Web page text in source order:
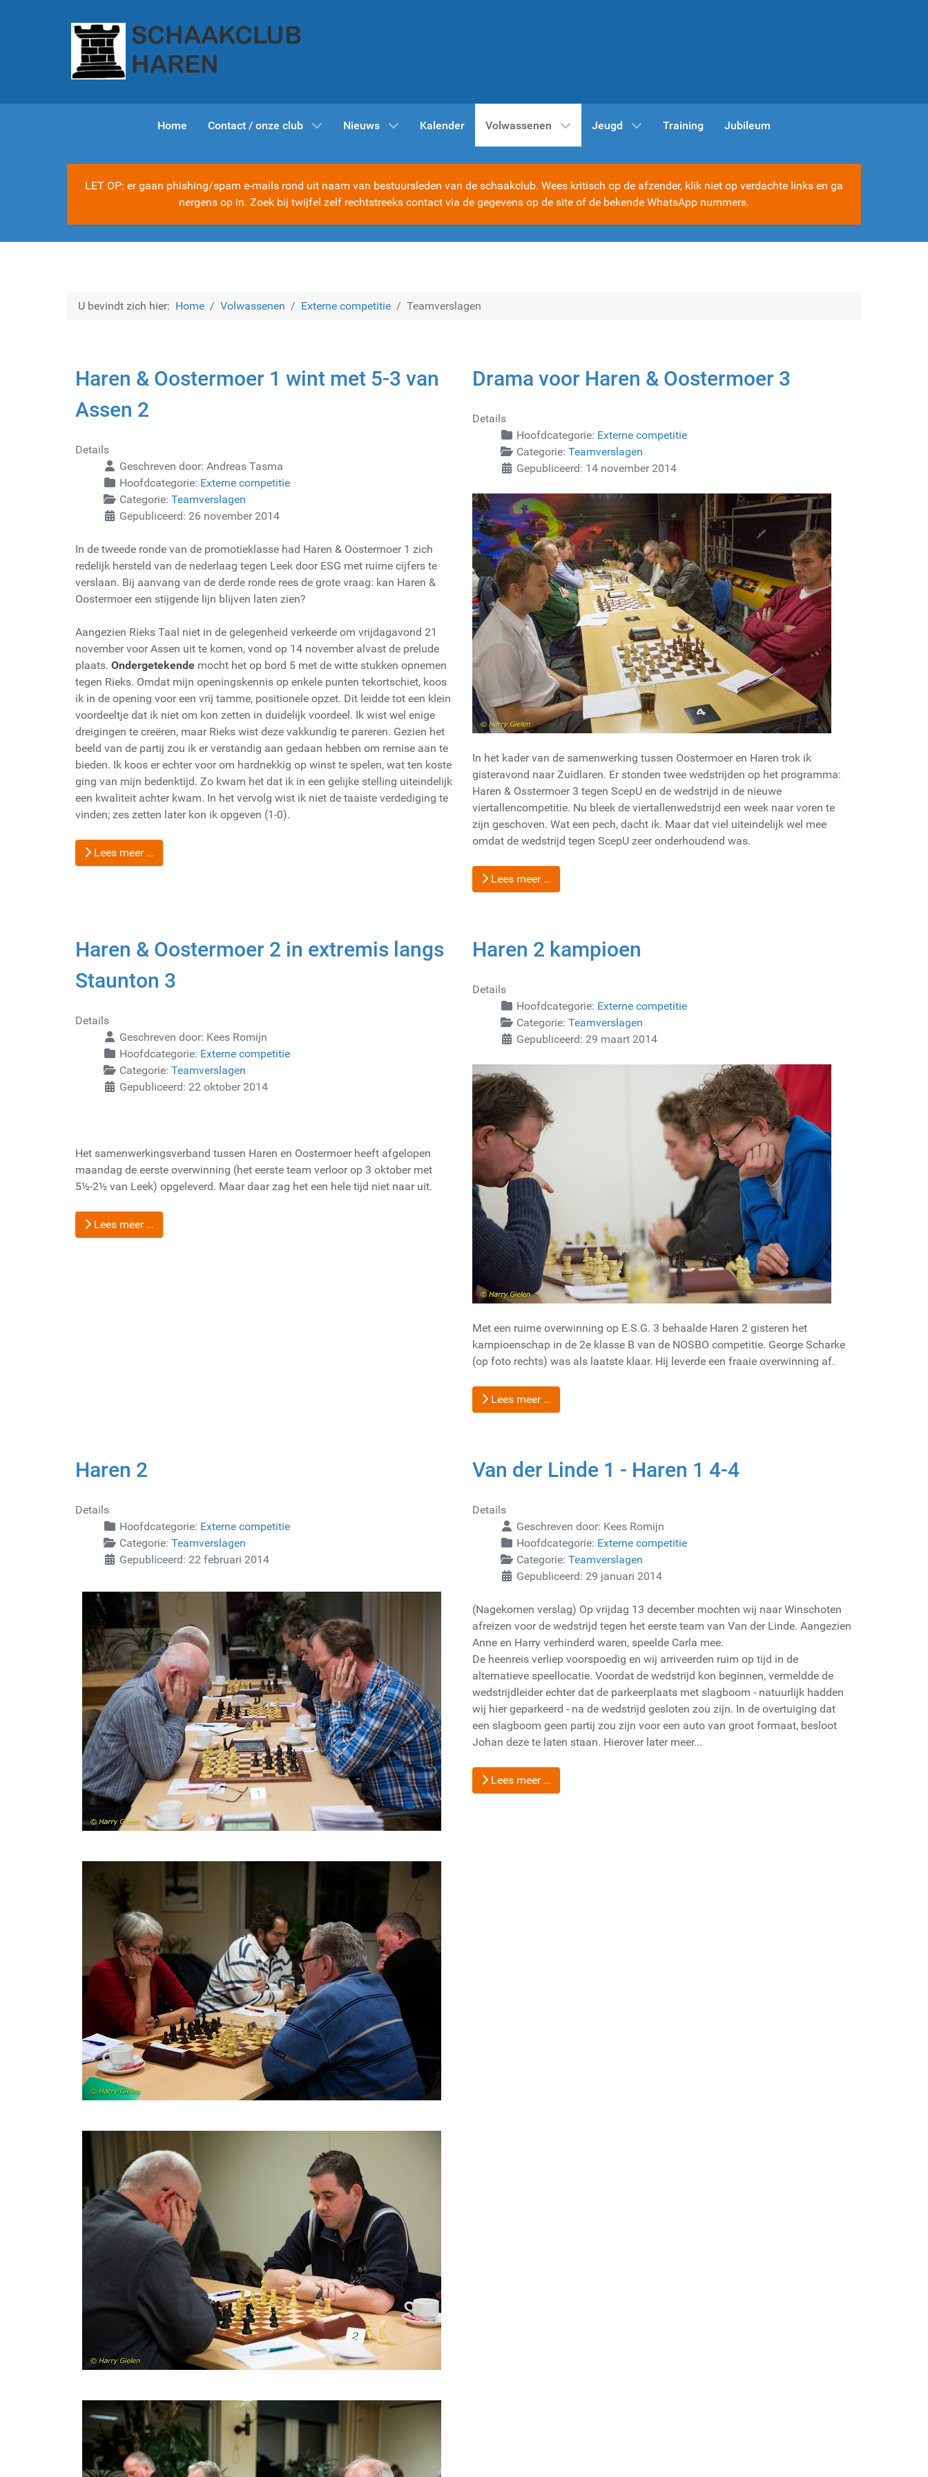
Home Contact / onze club Nieuws Kalender Volwassenen Jeugd Training Jubileum
LET OP: er gaan phishing/spam e-mails rond uit naam van bestuursleden van de schaakclub. Wees kritisch op de afzender, klik niet op verdachte links en ga
nergens op in. Zoek bij twijfel zelf rechtstreeks contact via de gegevens op de site of de bekende WhatsApp nummers.
U bevindt zich hier: Home Volwassenen Externe competitie Teamverslagen
Haren & Oostermoer 1 wint met 5-3 van
Assen 2
Details
Geschreven door: Andreas Tasma
Hoofdcategorie: Externe competitie
Categorie: Teamverslagen
Gepubliceerd: 26 november 2014
In de tweede ronde van de promotieklasse had Haren & Oostermoer 1 zich
redelijk hersteld van de nederlaag tegen Leek door ESG met ruime cijfers te
verslaan. Bij aanvang van de derde ronde rees de grote vraag: kan Haren &
Oostermoer een stijgende lijn blijven laten zien?
Aangezien Rieks Taal niet in de gelegenheid verkeerde om vrijdagavond 21
november voor Assen uit te komen, vond op 14 november alvast de prelude
plaats. Ondergetekende mocht het op bord 5 met de witte stukken opnemen
tegen Rieks. Omdat mijn openingskennis op enkele punten tekortschiet, koos
ik in de opening voor een vrij tamme, positionele opzet. Dit leidde tot een klein
voordeeltje dat ik niet om kon zetten in duidelijk voordeel. Ik wist wel enige
dreigingen te creëren, maar Rieks wist deze vakkundig te pareren. Gezien het
beeld van de partij zou ik er verstandig aan gedaan hebben om remise aan te
bieden. Ik koos er echter voor om hardnekkig op winst te spelen, wat ten koste
ging van mijn bedenktijd. Zo kwam het dat ik in een gelijke stelling uiteindelijk
een kwaliteit achter kwam. In het vervolg wist ik niet de taaiste verdediging te
vinden; zes zetten later kon ik opgeven (1-0).
Lees meer …
Drama voor Haren & Oostermoer 3
Details
Hoofdcategorie: Externe competitie
Categorie: Teamverslagen
Gepubliceerd: 14 november 2014
In het kader van de samenwerking tussen Oostermoer en Haren trok ik
gisteravond naar Zuidlaren. Er stonden twee wedstrijden op het programma:
Haren & Osstermoer 3 tegen ScepU en de wedstrijd in de nieuwe
viertallencompetitie. Nu bleek de viertallenwedstrijd een week naar voren te
zijn geschoven. Wat een pech, dacht ik. Maar dat viel uiteindelijk wel mee
omdat de wedstrijd tegen ScepU zeer onderhoudend was.
Lees meer …
Haren & Oostermoer 2 in extremis langs
Staunton 3
Details
Geschreven door: Kees Romijn
Hoofdcategorie: Externe competitie
Categorie: Teamverslagen
Gepubliceerd: 22 oktober 2014
Het samenwerkingsverband tussen Haren en Oostermoer heeft afgelopen
maandag de eerste overwinning (het eerste team verloor op 3 oktober met
5½-2½ van Leek) opgeleverd. Maar daar zag het een hele tijd niet naar uit.
Lees meer …
Haren 2 kampioen
Details
Hoofdcategorie: Externe competitie
Categorie: Teamverslagen
Gepubliceerd: 29 maart 2014
Met een ruime overwinning op E.S.G. 3 behaalde Haren 2 gisteren het
kampioenschap in de 2e klasse B van de NOSBO competitie. George Scharke
(op foto rechts) was als laatste klaar. Hij leverde een fraaie overwinning af.
Lees meer …
Haren 2
Details
Hoofdcategorie: Externe competitie
Categorie: Teamverslagen
Gepubliceerd: 22 februari 2014
Van der Linde 1 - Haren 1 4-4
Details
Geschreven door: Kees Romijn
Hoofdcategorie: Externe competitie
Categorie: Teamverslagen
Gepubliceerd: 29 januari 2014
(Nagekomen verslag) Op vrijdag 13 december mochten wij naar Winschoten
afreizen voor de wedstrijd tegen het eerste team van Van der Linde. Aangezien
Anne en Harry verhinderd waren, speelde Carla mee.
De heenreis verliep voorspoedig en wij arriveerden ruim op tijd in de
alternatieve speellocatie. Voordat de wedstrijd kon beginnen, vermeldde de
wedstrijdleider echter dat de parkeerplaats met slagboom - natuurlijk hadden
wij hier geparkeerd - na de wedstrijd gesloten zou zijn. In de overtuiging dat
een slagboom geen partij zou zijn voor een auto van groot formaat, besloot
Johan deze te laten staan. Hierover later meer...
Lees meer …